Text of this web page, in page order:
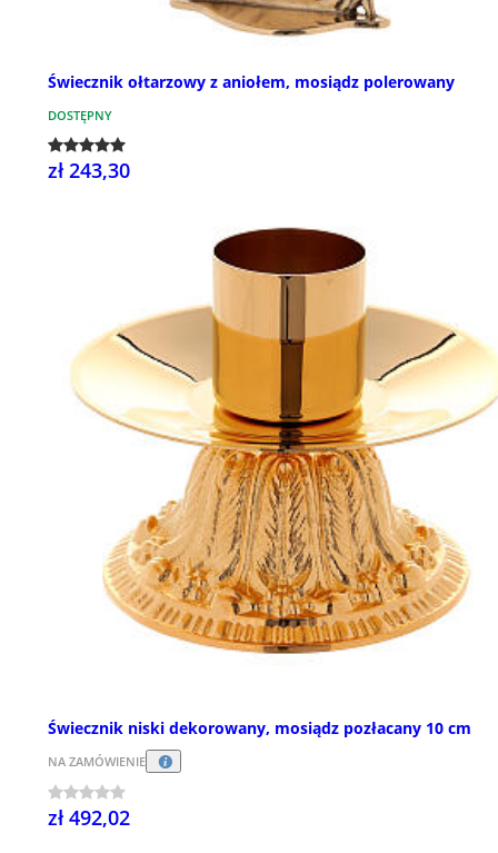
Świecznik ołtarzowy z aniołem, mosiądz polerowany
DOSTĘPNY
zł 243,30
Świecznik niski dekorowany, mosiądz pozłacany 10 cm
NA ZAMÓWIENIE
zł 492,02